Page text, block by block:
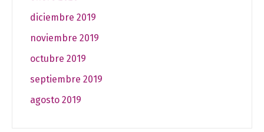
diciembre 2019
noviembre 2019
octubre 2019
septiembre 2019
agosto 2019